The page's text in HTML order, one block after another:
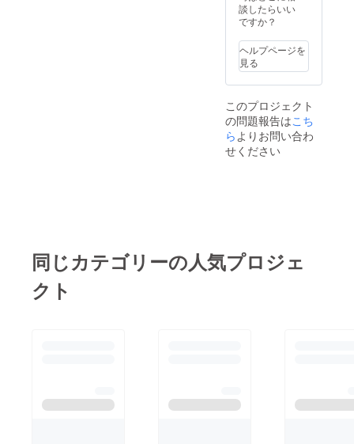
ありま
す。 ※
こちら
のチ
の有効
期限は
2021年
6月まで
です。
方、ト
レーニ
で糖質
制限を
されて
いる
尿病ま
たは予
備軍の
方、是
下さ
cafe&b
ar華美
大阪府
大阪市
北区中
崎１丁
１７ 電
話番
号：06-
6225-
7175
い。 ハ
イボー
料であ
ると
知った
ら、ご
驚かれ
ると思
いま
す。 ※
この権
糖質
cafe&b
号：06-
6225-
談したらいい
ですか？
ヘルプページを
見る
このプロジェクト
の問題報告はこち
ら よりお問い合わ
せください
同じカテゴリーの人気プロジェ
クト